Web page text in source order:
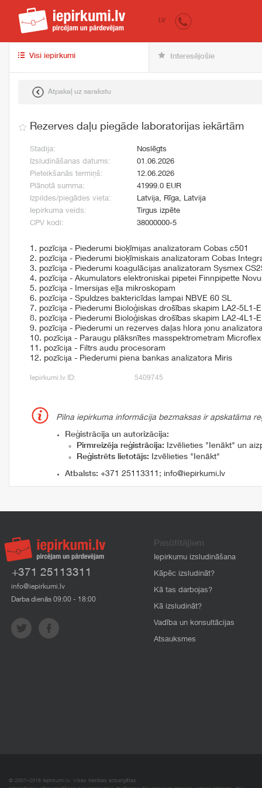
iepirkumi.lv
LV
Visi iepirkumi Interesējošie
Atpakaļ uz sarakstu
Rezerves daļu piegāde laboratorijas iekārtām
Stadija:
Noslēgts
Izsludināšanas datums:
01.06.2026
Pieteikšanās termiņš:
12.06.2026
Plānotā summa:
41999.0 EUR
Izpildes/piegādes vieta:
Latvija, Rīga, Latvija
Iepirkuma veids:
Tirgus izpēte
CPV kodi:
38000000-5
1. pozīcija - Piederumi bioķīmijas analizatoram Cobas c501
2. pozīcija - Piederumi bioķīmiskais analizatoram Cobas
3. pozīcija - Piederumi koagulācijas analizatoram Sysmex
4. pozīcija - Akumulators elektroniskai pipetei Finnpipette
5. pozīcija - Imersijas eļļa mikroskopam
6. pozīcija - Spuldzes baktericīdas lampai NBVE 60 SL
7. pozīcija - Piederumi Bioloģiskas drošības skapim LA2-5L1-E
8. pozīcija - Piederumi Bioloģiskas drošības skapim LA2-4L1-E
9. pozīcija - Piederumi un rezerves daļas hlora jonu
10. pozīcija - Paraugu plāksnītes masspektrometram Microflex
11. pozīcija - Filtrs audu procesoram
12. pozīcija - Piederumi piena bankas analizatora Miris
Iepirkumi.lv ID: 5409745
Pilna iepirkuma informācija bezmaksas ir apskatāma
Reģistrācija un autorizācija:
Pirmreizēja reģistrācija: Izvēlieties "Ienākt" un
Reģistrēts lietotājs: Izvēlieties "Ienākt"
Atbalsts: +371 25113311 ; info@iepirkumi.lv
+371 25113311
info@iepirkumi.lv
Darba dienās 09:00 - 18:00
Pasūtītājiem
Iepirkumu izsludināšana
Kāpēc izsludināt?
Kā tas darbojas?
Kā izsludināt?
Vadība un konsultācijas
Atsauksmes
© 2007–2018 Iepirkumi.lv. Visas tiesības aizsargātas.